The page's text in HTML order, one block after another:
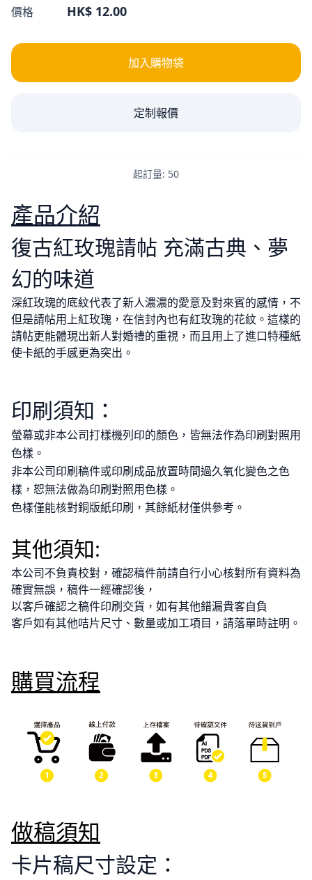
價格 HK$ 12.00
加入購物袋
定制報價
起訂量: 50
產品介紹
復古紅玫瑰請帖 充滿古典、夢
幻的味道
深紅玫瑰的底紋代表了新人濃濃的愛意及對來賓的感情，不
但是請帖用上紅玫瑰，在信封內也有紅玫瑰的花紋。這樣的
請帖更能體現出新人對婚禮的重視，而且用上了進口特種紙
使卡紙的手感更為突出。
印刷須知：
螢幕或非本公司打樣機列印的顏色，皆無法作為印刷對照用
色樣。
非本公司印刷稿件或印刷成品放置時間過久氧化變色之色
樣，恕無法做為印刷對照用色樣。
色樣僅能核對銅版紙印刷，其餘紙材僅供參考。
其他須知:
本公司不負責校對，確認稿件前請自行小心核對所有資料為
確實無誤，稿件一經確認後，
以客戶確認之稿件印刷交貨，如有其他錯漏貴客自負
客戶如有其他咭片尺寸、數量或加工項目，請落單時註明。
購買流程
做稿須知
卡片稿尺寸設定：